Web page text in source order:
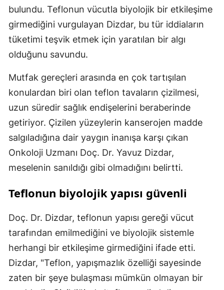
bulundu. Teflonun vücutla biyolojik bir etkileşime
girmediğini vurgulayan Dizdar, bu tür iddiaların
tüketimi teşvik etmek için yaratılan bir algı
olduğunu savundu.
Mutfak gereçleri arasında en çok tartışılan
konulardan biri olan teflon tavaların çizilmesi,
uzun süredir sağlık endişelerini beraberinde
getiriyor. Çizilen yüzeylerin kanserojen madde
salgıladığına dair yaygın inanışa karşı çıkan
Onkoloji Uzmanı Doç. Dr. Yavuz Dizdar,
meselenin sanıldığı gibi olmadığını belirtti.
Teflonun biyolojik yapısı güvenli
Doç. Dr. Dizdar, teflonun yapısı gereği vücut
tarafından emilmediğini ve biyolojik sistemle
herhangi bir etkileşime girmediğini ifade etti.
Dizdar, "Teflon, yapışmazlık özelliği sayesinde
zaten bir şeye bulaşması mümkün olmayan bir